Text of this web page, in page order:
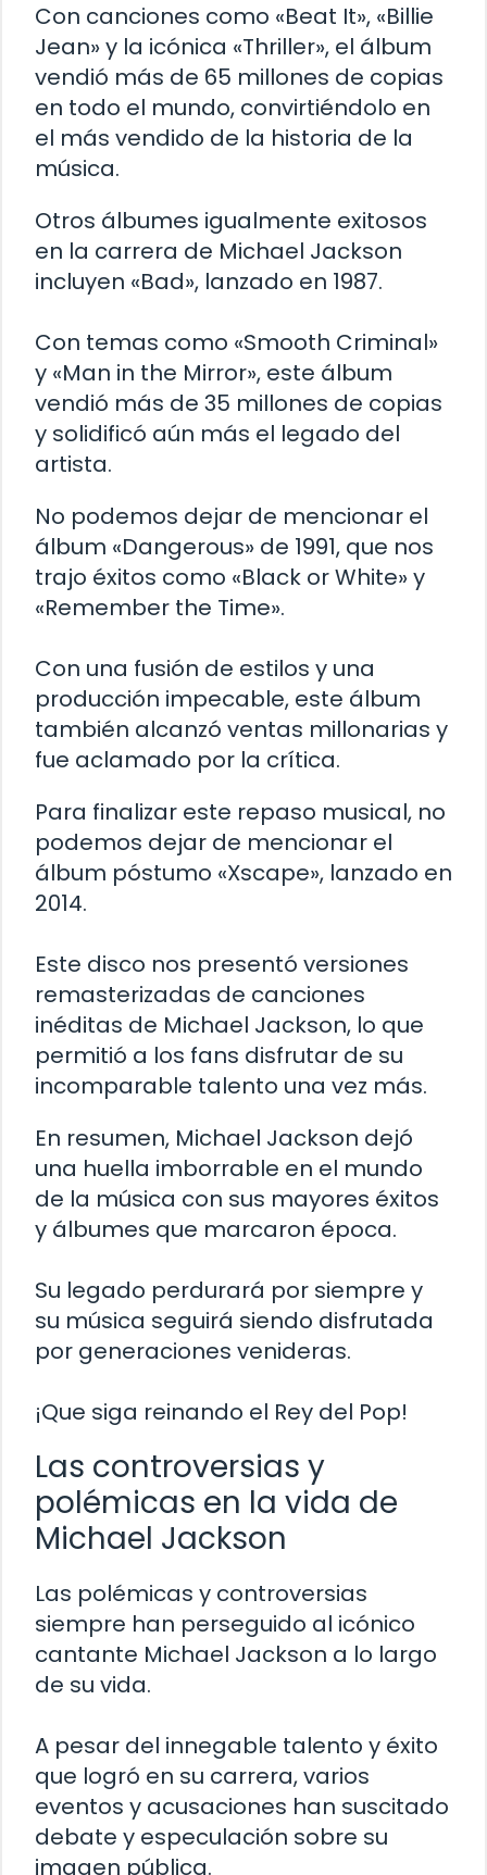
Con canciones como «Beat It», «Billie
Jean» y la icónica «Thriller», el álbum
vendió más de 65 millones de copias
en todo el mundo, convirtiéndolo en
el más vendido de la historia de la
música.
Otros álbumes igualmente exitosos
en la carrera de Michael Jackson
incluyen «Bad», lanzado en 1987.
Con temas como «Smooth Criminal»
y «Man in the Mirror», este álbum
vendió más de 35 millones de copias
y solidificó aún más el legado del
artista.
No podemos dejar de mencionar el
álbum «Dangerous» de 1991, que nos
trajo éxitos como «Black or White» y
«Remember the Time».
Con una fusión de estilos y una
producción impecable, este álbum
también alcanzó ventas millonarias y
fue aclamado por la crítica.
Para finalizar este repaso musical, no
podemos dejar de mencionar el
álbum póstumo «Xscape», lanzado en
2014.
Este disco nos presentó versiones
remasterizadas de canciones
inéditas de Michael Jackson, lo que
permitió a los fans disfrutar de su
incomparable talento una vez más.
En resumen, Michael Jackson dejó
una huella imborrable en el mundo
de la música con sus mayores éxitos
y álbumes que marcaron época.
Su legado perdurará por siempre y
su música seguirá siendo disfrutada
por generaciones venideras.
¡Que siga reinando el Rey del Pop!
Las controversias y
polémicas en la vida de
Michael Jackson
Las polémicas y controversias
siempre han perseguido al icónico
cantante Michael Jackson a lo largo
de su vida.
A pesar del innegable talento y éxito
que logró en su carrera, varios
eventos y acusaciones han suscitado
debate y especulación sobre su
imagen pública.